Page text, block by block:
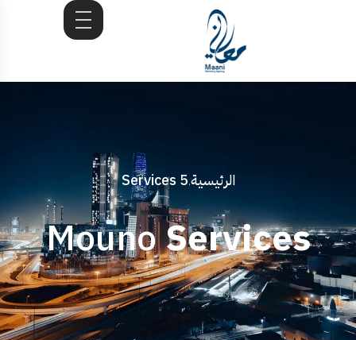
الرئيسية.
Services 5
MounoServices